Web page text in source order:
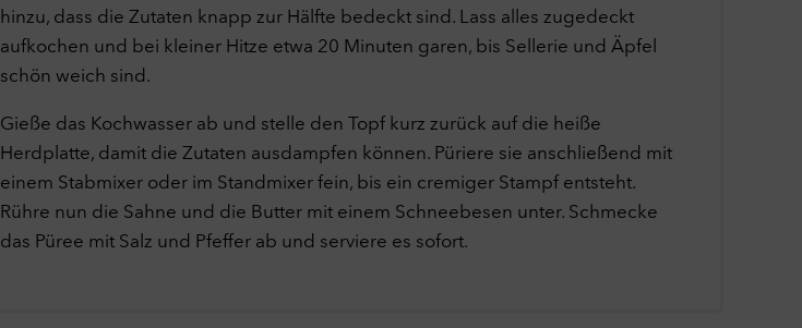
hinzu, dass die Zutaten knapp zur Hälfte bedeckt sind. Lass alles zugedeckt
aufkochen und bei kleiner Hitze etwa 20 Minuten garen, bis Sellerie und Äpfel
schön weich sind.
Gieße das Kochwasser ab und stelle den Topf kurz zurück auf die heiße
Herdplatte, damit die Zutaten ausdampfen können. Püriere sie anschließend mit
einem Stabmixer oder im Standmixer fein, bis ein cremiger Stampf entsteht.
Rühre nun die Sahne und die Butter mit einem Schneebesen unter. Schmecke
das Püree mit Salz und Pfeffer ab und serviere es sofort.